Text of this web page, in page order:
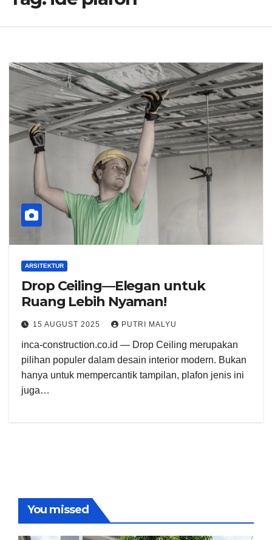
ARSITEKTUR
Drop Ceiling—Elegan untuk
Ruang Lebih Nyaman!
15 AUGUST 2025 PUTRI MALYU
inca-construction.co.id — Drop Ceiling merupakan
pilihan populer dalam desain interior modern. Bukan
hanya untuk mempercantik tampilan, plafon jenis ini
juga…
You missed